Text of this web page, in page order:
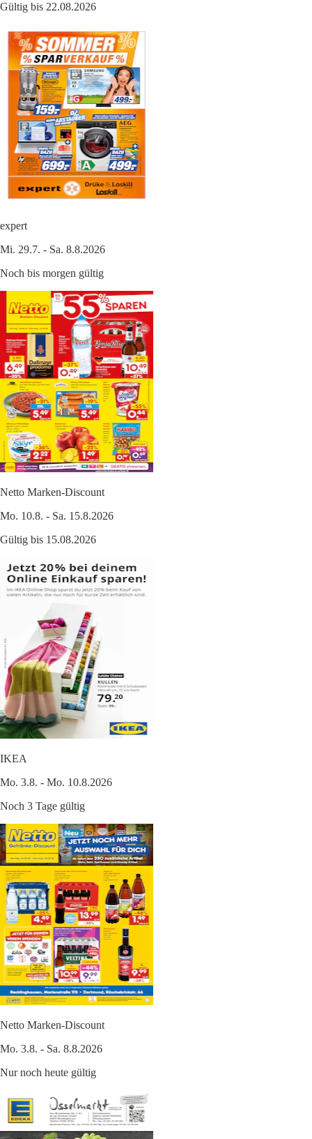
Gültig bis 22.08.2026
expert
Mi. 29.7. - Sa. 8.8.2026
Noch bis morgen gültig
Netto Marken-Discount
Mo. 10.8. - Sa. 15.8.2026
Gültig bis 15.08.2026
IKEA
Mo. 3.8. - Mo. 10.8.2026
Noch 3 Tage gültig
Netto Marken-Discount
Mo. 3.8. - Sa. 8.8.2026
Nur noch heute gültig